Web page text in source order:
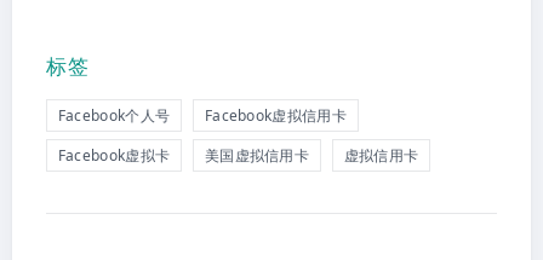
标签
Facebook个人号
Facebook虚拟信用卡
Facebook虚拟卡
美国虚拟信用卡 虚拟信用卡